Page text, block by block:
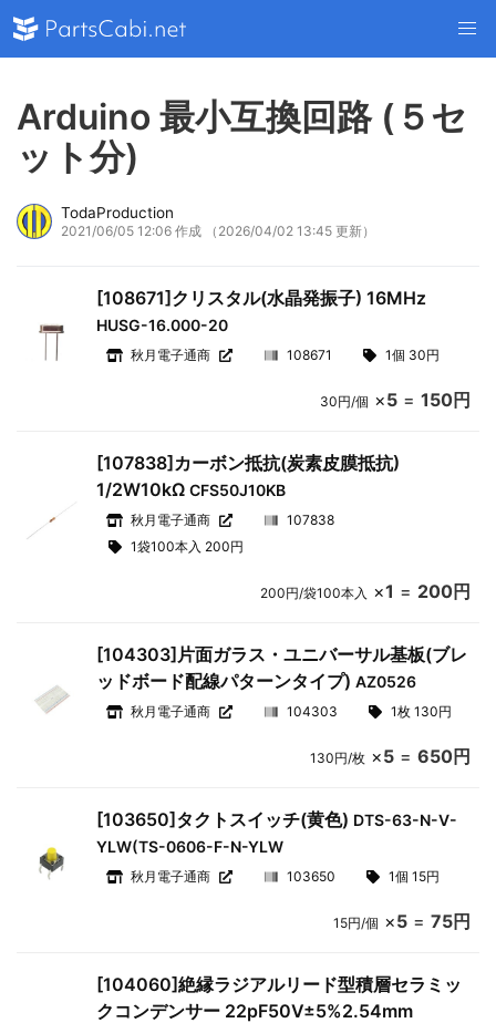
Arduino 最小互換回路 (５セ
ット分)
TodaProduction
2021/06/05 12:06 作成 （2026/04/02 13:45 更新）
[108671]クリスタル(水晶発振子) 16MHz
HUSG-16.000-20
秋月電子通商 108671 1個 30円
30円/個 ×5= 150円
[107838]カーボン抵抗(炭素皮膜抵抗)
1/2W10kΩCFS50J10KB
秋月電子通商
107838
1袋100本入 200円
200円/袋100本入 ×1 = 200円
[104303]片面ガラス・ユニバーサル基板(ブレ
ッドボード配線パターンタイプ)AZ0526
秋月電子通商 104303 1枚 130円
130円/枚×5= 650円
[103650]タクトスイッチ(黄色) DTS-63-N-V-
YLW(TS-0606-F-N-YLW
秋月電子通商 103650 1個 15円
15円/個 ×5= 75円
[104060]絶縁ラジアルリード型積層セラミッ
クコンデンサー 22pF50V±5%2.54mm